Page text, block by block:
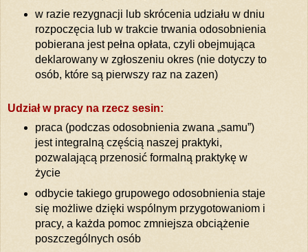
w razie rezygnacji lub skrócenia udziału w dniu
rozpoczęcia lub w trakcie trwania odosobnienia
pobierana jest pełna opłata, czyli obejmująca
deklarowany w zgłoszeniu okres (nie dotyczy to
osób, które są pierwszy raz na zazen)
Udział w pracy na rzecz sesin:
praca (podczas odosobnienia zwana „samu”)
jest integralną częścią naszej praktyki,
pozwalającą przenosić formalną praktykę w
życie
odbycie takiego grupowego odosobnienia staje
się możliwe dzięki wspólnym przygotowaniom i
pracy, a każda pomoc zmniejsza obciążenie
poszczególnych osób